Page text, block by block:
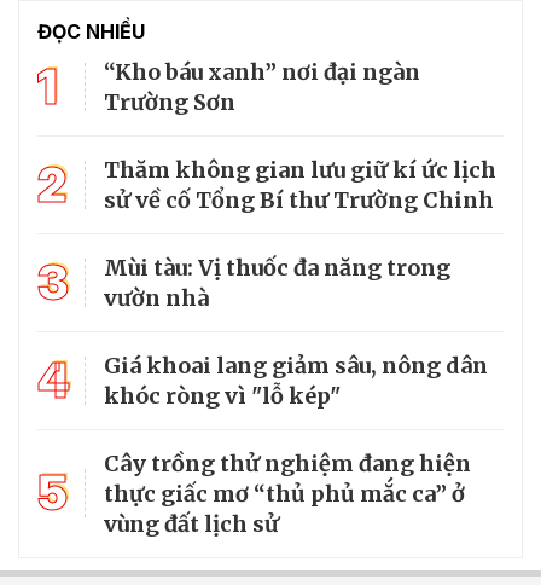
ĐỌC NHIỀU
1
“Kho báu xanh” nơi đại ngàn
Trường Sơn
2
Thăm không gian lưu giữ kí ức lịch
sử về cố Tổng Bí thư Trường Chinh
3
Mùi tàu: Vị thuốc đa năng trong
vườn nhà
4
Giá khoai lang giảm sâu, nông dân
khóc ròng vì "lỗ kép"
5
Cây trồng thử nghiệm đang hiện
thực giấc mơ “thủ phủ mắc ca” ở
vùng đất lịch sử